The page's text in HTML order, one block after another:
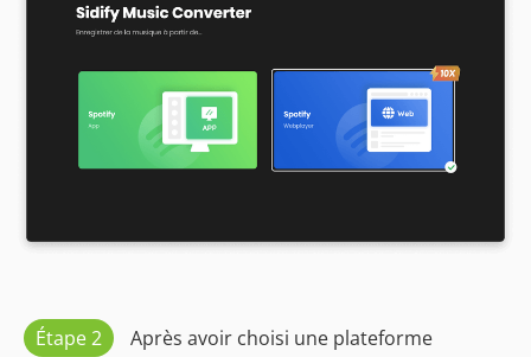
Étape 2
Après avoir choisi une plateforme